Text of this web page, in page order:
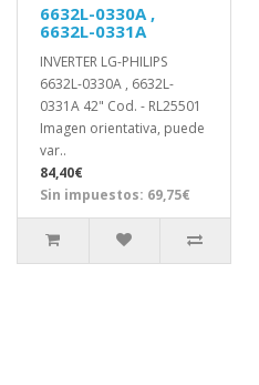
6632L-0330A ,
6632L-0331A
INVERTER LG-PHILIPS
6632L-0330A , 6632L-
0331A 42" Cod. - RL25501
Imagen orientativa, puede
var..
84,40€
Sin impuestos: 69,75€